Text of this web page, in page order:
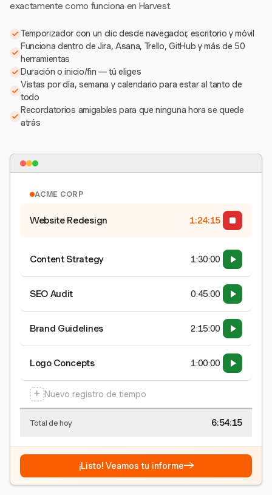
exactamente como funciona en Harvest.
Temporizador con un clic desde navegador, escritorio y móvil
Funciona dentro de Jira, Asana, Trello, GitHub y más de 50
herramientas
Duración o inicio/fin — tú eliges
Vistas por día, semana y calendario para estar al tanto de
todo
Recordatorios amigables para que ninguna hora se quede
atrás
ACME CORP
Website Redesign 1:24:15
Content Strategy 1:30:00
SEO Audit 0:45:00
Brand Guidelines 2:15:00
Logo Concepts 1:00:00
+ Nuevo registro de tiempo
Total de hoy 6:54:15
¡Listo! Veamos tu informe→